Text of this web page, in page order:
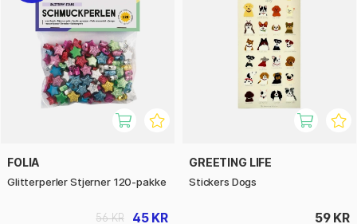
FOLIA
Glitterperler Stjerner 120-pakke
45 KR
56 KR
GREETING LIFE
Stickers Dogs
59 KR